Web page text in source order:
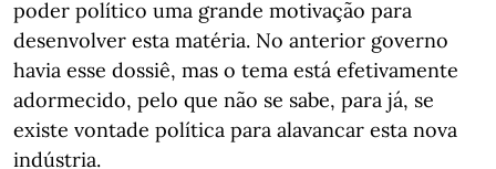
poder político uma grande motivação para
desenvolver esta matéria. No anterior governo
havia esse dossiê, mas o tema está efetivamente
adormecido, pelo que não se sabe, para já, se
existe vontade política para alavancar esta nova
indústria.